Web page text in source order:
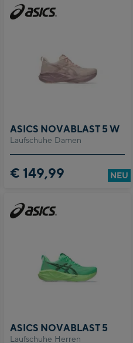
Laufschuhe Damen
ASICS NOVABLAST 5 W
€ 149,99 NEU
Laufschuhe Herren
ASICS NOVABLAST 5